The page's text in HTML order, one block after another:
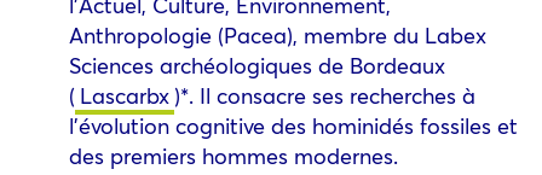
Anthropologie (Pacea), membre du Labex
Sciences archéologiques de Bordeaux
( Lascarbx )*. Il consacre ses recherches à
l’évolution cognitive des hominidés fossiles et
des premiers hommes modernes.